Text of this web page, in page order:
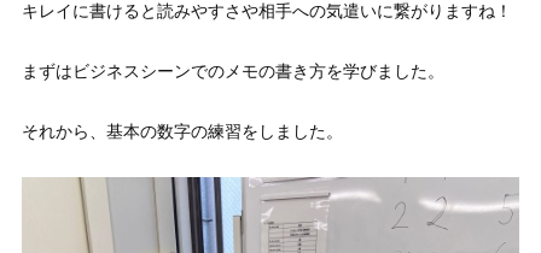
キレイに書けると読みやすさや相手への気遣いに繋がりますね！
まずはビジネスシーンでのメモの書き方を学びました。
それから、基本の数字の練習をしました。